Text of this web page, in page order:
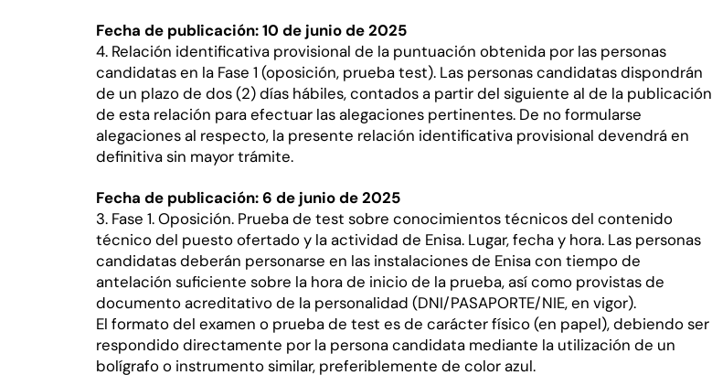
Fecha de publicación: 10 de junio de 2025
4. Relación identificativa provisional de la puntuación obtenida por las personas
candidatas en la Fase 1 (oposición, prueba test). Las personas candidatas dispondrán
de un plazo de dos (2) días hábiles, contados a partir del siguiente al de la publicación
de esta relación para efectuar las alegaciones pertinentes. De no formularse
alegaciones al respecto, la presente relación identificativa provisional devendrá en
definitiva sin mayor trámite.
Fecha de publicación: 6 de junio de 2025
3. Fase 1. Oposición. Prueba de test sobre conocimientos técnicos del contenido
técnico del puesto ofertado y la actividad de Enisa. Lugar, fecha y hora. Las personas
candidatas deberán personarse en las instalaciones de Enisa con tiempo de
antelación suficiente sobre la hora de inicio de la prueba, así como provistas de
documento acreditativo de la personalidad (DNI/PASAPORTE/NIE, en vigor).
El formato del examen o prueba de test es de carácter físico (en papel), debiendo ser
respondido directamente por la persona candidata mediante la utilización de un
bolígrafo o instrumento similar, preferiblemente de color azul.